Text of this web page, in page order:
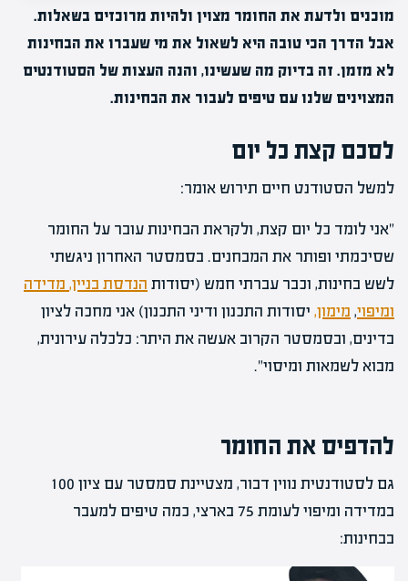
מוכנים ולדעת את החומר מצוין ולהיות מרוכזים בשאלות.
אבל הדרך הכי טובה היא לשאול את מי שעברו את הבחינות
לא מזמן. זה בדיוק מה שעשינו, והנה העצות של הסטודנטים
המצוינים שלנו עם טיפים לעבור את הבחינות.
לסכם קצת כל יום
למשל הסטודנט חיים תירוש אומר:
"אני לומד כל יום קצת, ולקראת הבחינות עובר על החומר
שסיכמתי ופותר את המבחנים. בסמסטר האחרון ניגשתי
לשש בחינות, וכבר עברתי חמש (יסודות הנדסת בניין, מדידה
ומיפוי, מימון, יסודות התכנון ודיני התכנון) אני מחכה לציון
בדינים, ובסמסטר הקרוב אעשה את היתר: כלכלה עירונית,
מבוא לשמאות ומיסוי".
להדפיס את החומר
גם לסטודנטית נווין דבור, מצטיינת סמסטר עם ציון 100
במדידה ומיפוי לעומת 75 בארצי, כמה טיפים למעבר
בבחינות: